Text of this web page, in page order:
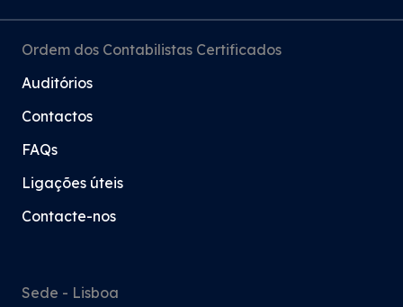
Ordem dos Contabilistas Certificados
Auditórios
Contactos
FAQs
Ligações úteis
Contacte-nos
Sede - Lisboa